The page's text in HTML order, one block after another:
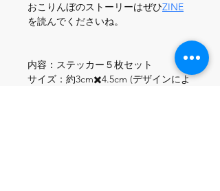
おこりんぼのストーリーはぜひZINE
を読んでくださいね。
内容：ステッカー５枚セット
サイズ：約3cm✖️4.5cm (デザインによ